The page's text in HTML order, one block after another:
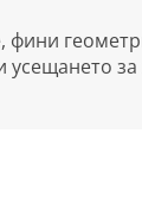
фини
усещането